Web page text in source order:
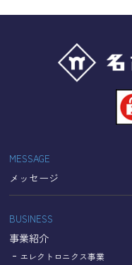
当サイトでは、より良
ティの向上のため、
イトの利用状況などの
す。その際、「Cookie
ドレスなどの情報を収
「Cookie」で収集さ
収集されたデータは
て管理されます。
なお、当サイトのご利
いてGoogle及び当サ
【Googleのプライバシ
https://
https://
MESSAGE
メッセージ
BUSINESS
事業紹介
エレクトロニクス事業